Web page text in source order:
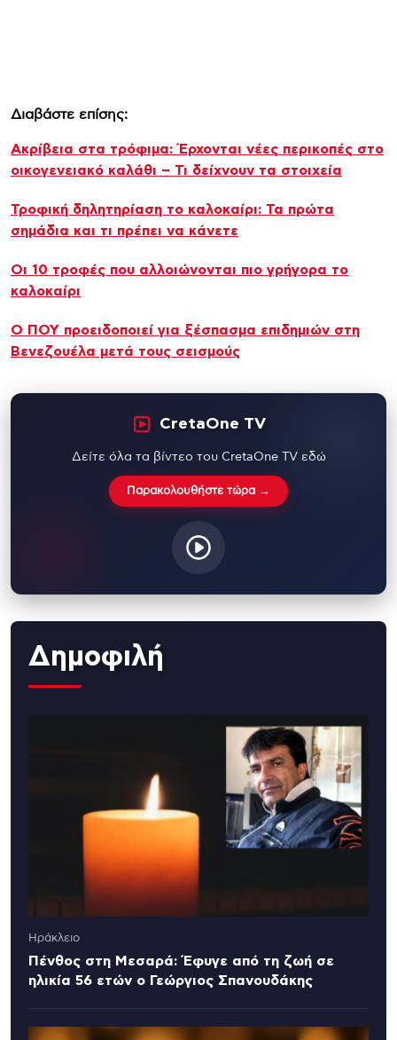
Διαβάστε επίσης:
Ακρίβεια στα τρόφιμα: Έρχονται νέες περικοπές στο
οικογενειακό καλάθι – Τι δείχνουν τα στοιχεία
Τροφική δηλητηρίαση το καλοκαίρι: Τα πρώτα
σημάδια και τι πρέπει να κάνετε
Οι 10 τροφές που αλλοιώνονται πιο γρήγορα το
καλοκαίρι
Ο ΠΟΥ προειδοποιεί για ξέσπασμα επιδημιών στη
Βενεζουέλα μετά τους σεισμούς
CretaOne TV
Δείτε όλα τα βίντεο του CretaOne TV εδώ
Παρακολουθήστε τώρα →
Δημοφιλή
Ηράκλειο
Πένθος στη Μεσαρά: Έφυγε από τη ζωή σε
ηλικία 56 ετών ο Γεώργιος Σπανουδάκης